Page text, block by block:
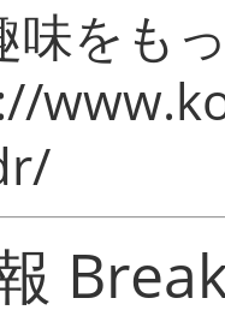
味をも